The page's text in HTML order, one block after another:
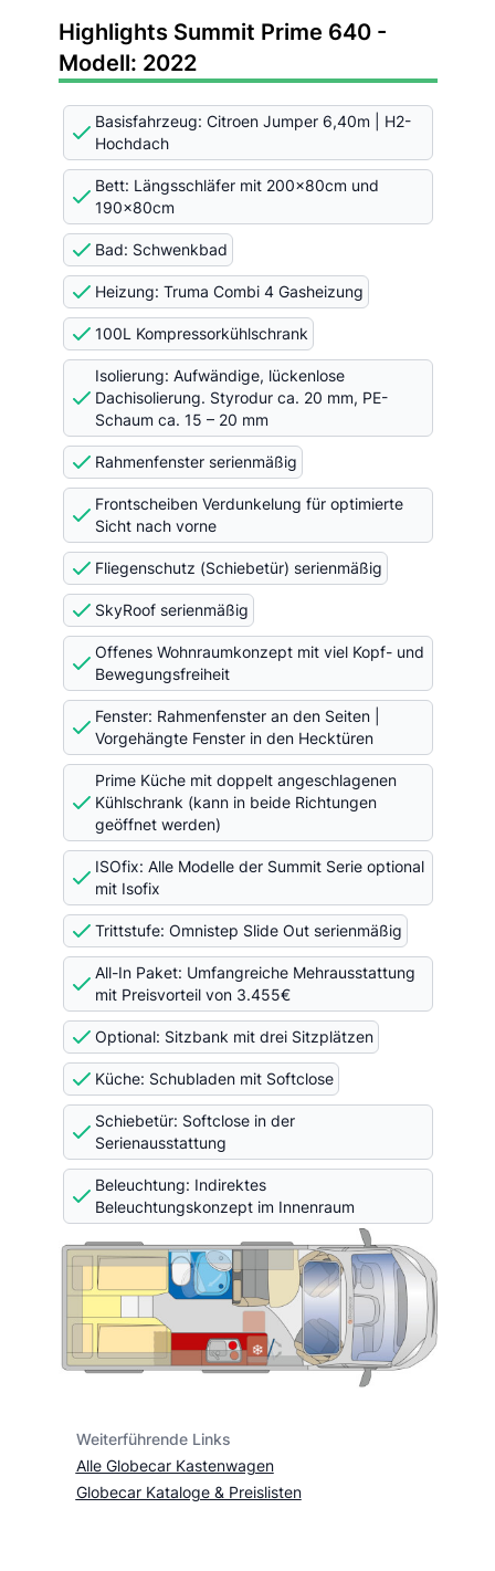
Highlights Summit Prime 640 -
Modell: 2022
Basisfahrzeug: Citroen Jumper 6,40m | H2-
Hochdach
Bett: Längsschläfer mit 200x80cm und
190x80cm
Bad: Schwenkbad
Heizung: Truma Combi 4 Gasheizung
100L Kompressorkühlschrank
Isolierung: Aufwändige, lückenlose
Dachisolierung. Styrodur ca. 20 mm, PE-
Schaum ca. 15 – 20 mm
Rahmenfenster serienmäßig
Frontscheiben Verdunkelung für optimierte
Sicht nach vorne
Fliegenschutz (Schiebetür) serienmäßig
SkyRoof serienmäßig
Offenes Wohnraumkonzept mit viel Kopf- und
Bewegungsfreiheit
Fenster: Rahmenfenster an den Seiten |
Vorgehängte Fenster in den Hecktüren
Prime Küche mit doppelt angeschlagenen
Kühlschrank (kann in beide Richtungen
geöffnet werden)
ISOfix: Alle Modelle der Summit Serie optional
mit Isofix
Trittstufe: Omnistep Slide Out serienmäßig
All-In Paket: Umfangreiche Mehrausstattung
mit Preisvorteil von 3.455€
Optional: Sitzbank mit drei Sitzplätzen
Küche: Schubladen mit Softclose
Schiebetür: Softclose in der
Serienausstattung
Beleuchtung: Indirektes
Beleuchtungskonzept im Innenraum
Weiterführende Links
Alle Globecar Kastenwagen
Globecar Kataloge & Preislisten